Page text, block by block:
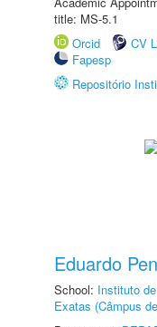
title: MS-5.1
Orcid
CV
Fapesp
Repositório
Eduardo
School: Instituto
Exatas (Câmpus